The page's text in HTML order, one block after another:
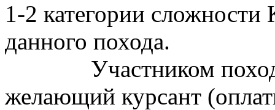
1-2 категории
данного похода.
Участником
желающий курсант